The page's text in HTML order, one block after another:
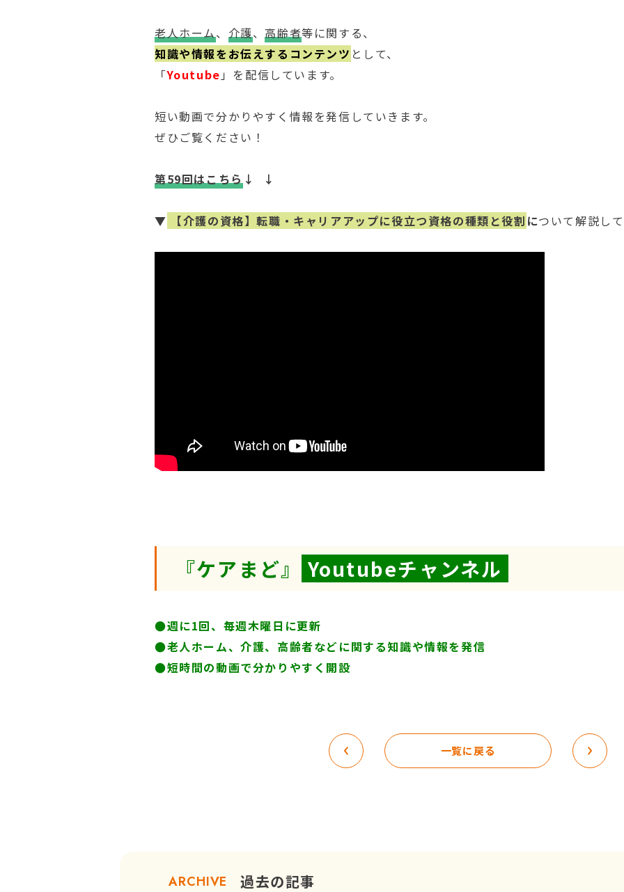
老人ホーム、 介護、高齢者等に関する、
知識や情報をお伝えするコンテンツ として、
「Youtube 」を配信しています。
短い動画で分かりやすく情報を発信していきます。
ぜひご覧ください！
第59回はこちら↓ ↓
▼ 【介護の資格】転職・キャリアアップに役立つ資格の種類と役割 について解説し
『ケアまど』 Youtubeチャンネル
●週に1回、毎週木曜日に更新
●老人ホーム、介護、高齢者などに関する知識や情報を発信
●短時間の動画で分かりやすく開設
一覧に戻る
ARCHIVE 過去の記事